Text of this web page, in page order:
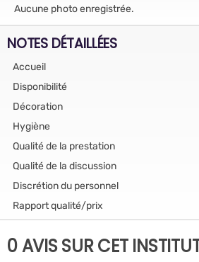
Aucune photo enregistrée.
NOTES DÉTAILLÉES
Accueil
Disponibilité
Décoration
Hygiène
Qualité de la prestation
Qualité de la discussion
Discrétion du personnel
Rapport qualité/prix
0 AVIS SUR CET